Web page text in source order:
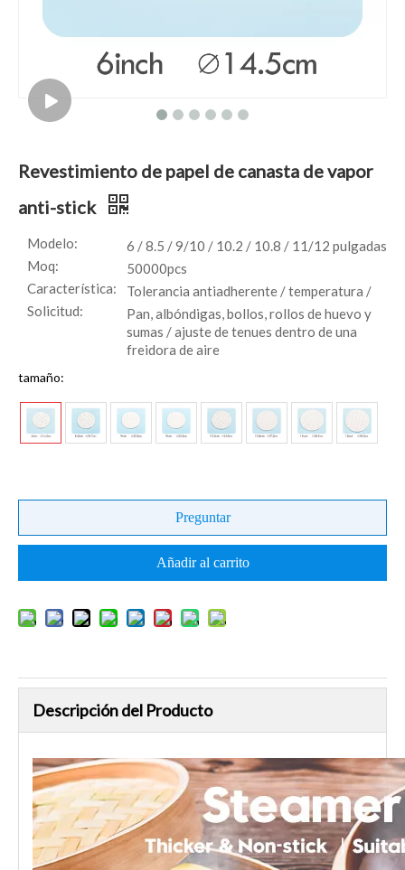
Revestimiento de papel de canasta de vapor
anti-stick
Modelo:
6 / 8.5 / 9/10 / 10.2 / 10.8 / 11/12 pulgadas
Moq:
50000pcs
Característica:
Tolerancia antiadherente / temperatura /
Solicitud:
Pan, albóndigas, bollos, rollos de huevo y
sumas / ajuste de tenues dentro de una
freidora de aire
tamaño:
Preguntar
Añadir al carrito
Descripción del Producto